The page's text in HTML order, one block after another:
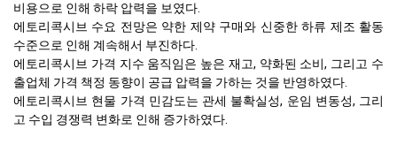
비용으로 인해 하락 압력을 보였다.
에토리콕시브 수요 전망은 약한 제약 구매와 신중한 하류 제조 활동
수준으로 인해 계속해서 부진하다.
에토리콕시브 가격 지수 움직임은 높은 재고, 약화된 소비, 그리고 수
출업체 가격 책정 동향이 공급 압력을 가하는 것을 반영하였다.
에토리콕시브 현물 가격 민감도는 관세 불확실성, 운임 변동성, 그리
고 수입 경쟁력 변화로 인해 증가하였다.